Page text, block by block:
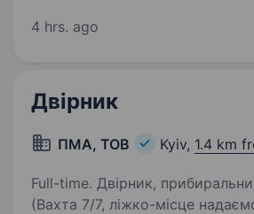
та чистоти. Обов’язки: Генеральне
4 hrs. ago
Двірник
ПМА, ТОВ Kyiv, 1.4 km
Full-time. Двірник, прибиральник на паркінг
(Вахта 7/7, ліжко-місце